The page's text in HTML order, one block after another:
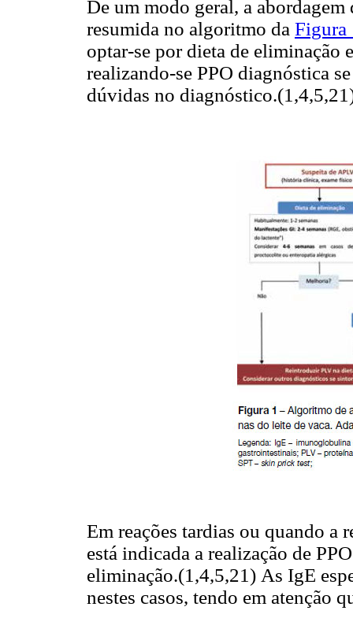
De um modo geral, a
resumida no algoritmo da Figura
optar-se por dieta de eliminação
realizando-se PPO diagnóstica
dúvidas no
Em reações tardias ou quando a
está indicada a realização de
eliminação.(1,4,5,21) As IgE
nestes casos, tendo em atenção